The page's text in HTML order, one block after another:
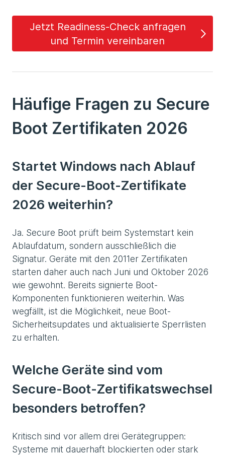
Jetzt Readiness-Check anfragen
und Termin vereinbaren
Häufige Fragen zu Secure
Boot Zertifikaten 2026
Startet Windows nach Ablauf
der Secure-Boot-Zertifikate
2026 weiterhin?
Ja. Secure Boot prüft beim Systemstart kein
Ablaufdatum, sondern ausschließlich die
Signatur. Geräte mit den 2011er Zertifikaten
starten daher auch nach Juni und Oktober 2026
wie gewohnt. Bereits signierte Boot-
Komponenten funktionieren weiterhin. Was
wegfällt, ist die Möglichkeit, neue Boot-
Sicherheitsupdates und aktualisierte Sperrlisten
zu erhalten.
Welche Geräte sind vom
Secure-Boot-Zertifikatswechsel
besonders betroffen?
Kritisch sind vor allem drei Gerätegruppen:
Systeme mit dauerhaft blockierten oder stark